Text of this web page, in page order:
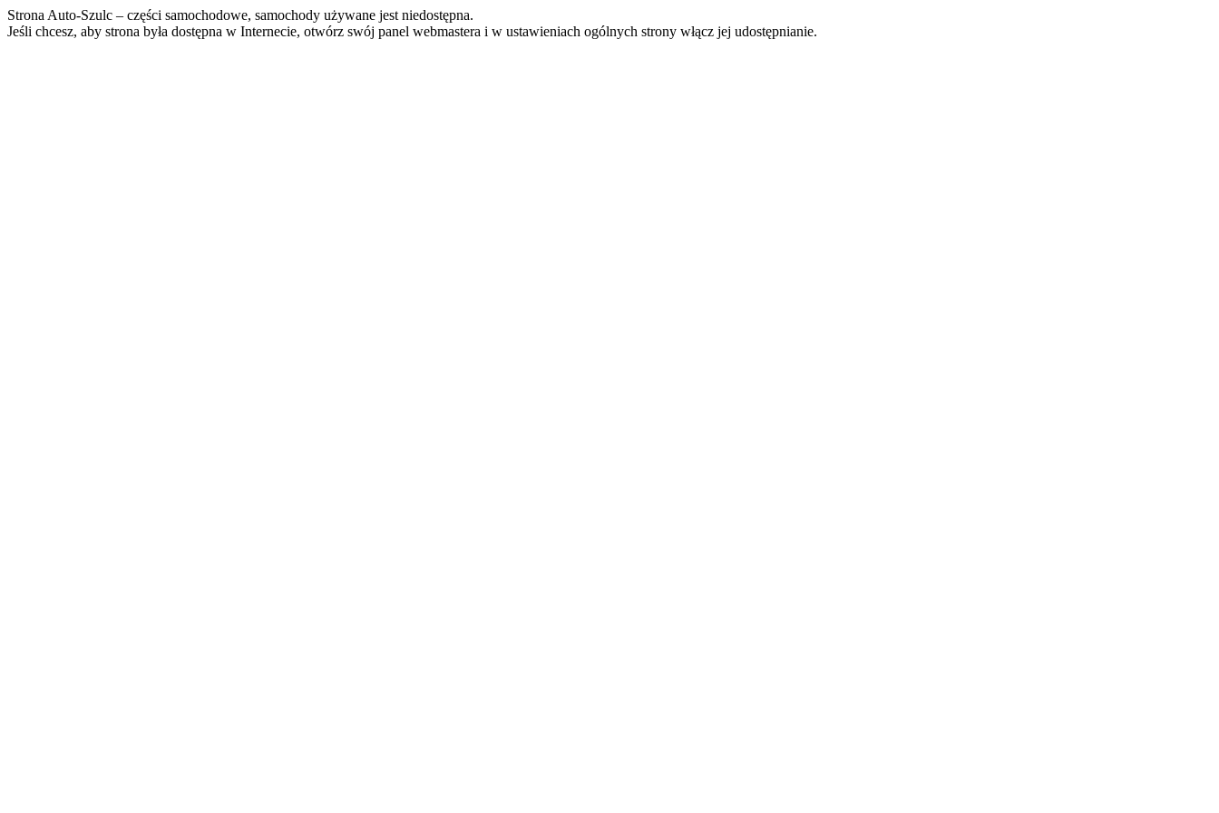
Strona Auto-Szulc – części samochodowe, samochody używane jest niedostępna.
Jeśli chcesz, aby strona była dostępna w Internecie, otwórz swój panel webmastera i w ustawieniach ogólnych strony włącz jej udostępnianie.